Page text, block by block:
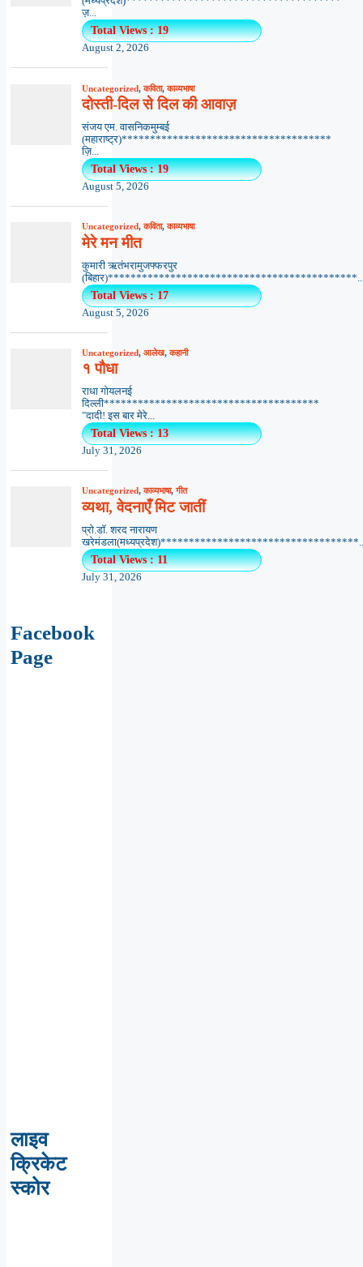
ज़...
Total Views : 19
August 2, 2026
Uncategorized,कविता,काव्यभाषा
दोस्ती-दिल से दिल की आवाज़
संजय एम. वासनिकमुम्बई
(महाराष्ट्र)*************************************
ज़ि...
Total Views : 19
August 5, 2026
Uncategorized,कविता,काव्यभाषा
मेरे मन मीत
कुमारी ऋतंभरामुजफ्फरपुर
Total Views : 17
August 5, 2026
Uncategorized, आलेख,कहानी
१ पौधा
राधा गोयलनई
दिल्ली**************************************
"दादी! इस बार मेरे...
Total Views : 13
July 31, 2026
Uncategorized,काव्यभाषा,गीत
व्यथा, वेदनाएँ मिट जातीं
प्रो.डॉ. शरद नारायण
Total Views : 11
July 31, 2026
Facebook
Page
लाइव
क्रिकेट
स्कोर